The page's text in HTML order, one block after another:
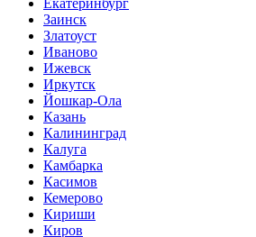
Екатеринбург
Заинск
Златоуст
Иваново
Ижевск
Иркутск
Йошкар-Ола
Казань
Калининград
Калуга
Камбарка
Касимов
Кемерово
Кириши
Киров